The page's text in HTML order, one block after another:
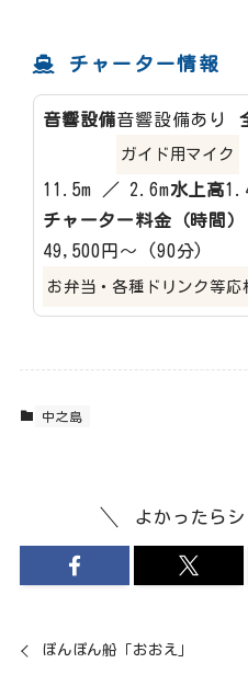
チャーター情報
音響設備音響設備あり
ガイド用マイク
11.5m ／ 2.6m水上高
チャーター料金（時間）
49,500円～ (90分)
お弁当・各種ドリンク等応
中之島
よかったらシ
ぽんぽん船「おおえ」